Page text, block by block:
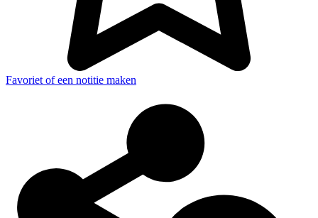
Favoriet of een notitie maken